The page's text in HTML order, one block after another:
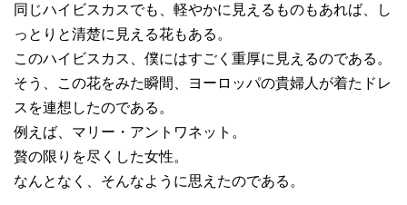
同じハイビスカスでも、軽やかに見えるものもあれば、し
っとりと清楚に見える花もある。
このハイビスカス、僕にはすごく重厚に見えるのである。
そう、この花をみた瞬間、ヨーロッパの貴婦人が着たドレ
スを連想したのである。
例えば、マリー・アントワネット。
贅の限りを尽くした女性。
なんとなく、そんなように思えたのである。